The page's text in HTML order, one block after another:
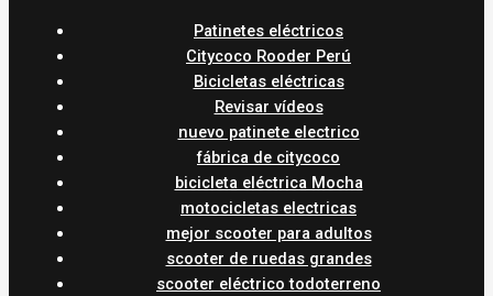
Patinetes eléctricos
Citycoco Rooder Perú
Bicicletas eléctricas
Revisar vídeos
nuevo patinete electrico
fábrica de citycoco
bicicleta eléctrica Mocha
motocicletas electricas
mejor scooter para adultos
scooter de ruedas grandes
scooter eléctrico todoterreno